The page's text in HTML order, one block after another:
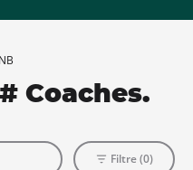
Coaches.
Filtre (0)